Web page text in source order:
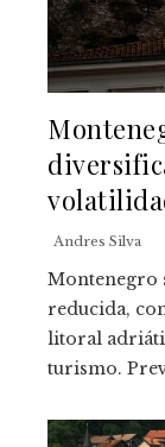
Andres Silva
Montenegro
reducida,
litoral
turismo.